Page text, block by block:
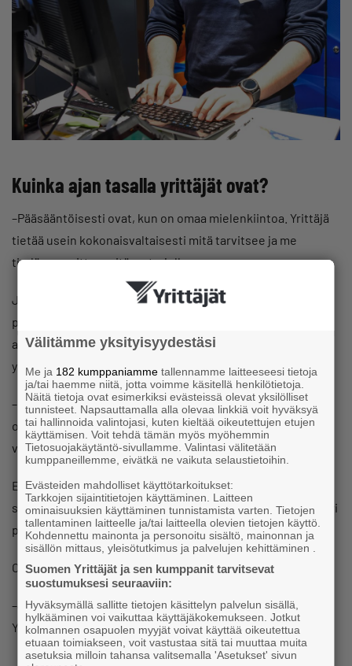
Kuinka ajan tasalla yrittäjät ovat?
–Pääsääntöisesti ovat, kun on omaa mielenkiintoa. Yrittäjä
tietää usein kokonaisvaltaisesti mitä tarvitsee ja me
tiedämme sitten mitä on tarjolla.
Jakosen mukaan yrittäjilläkin alkaa olla älykännykät, kun
palvelut ovat siirtyneet nettiin. Sitä kautta palvellaan omia
asiakkaita ja yhtä lailla täydennetään esimerkiksi omien
yritysten varastoja.
–Pääsääntöisesti meiltä tullaan kysymään laitteita, ei
ohjelmistoja. Puhelimet ja tabletit löytyvät hyllystä. Lisäksi
voidaan tilata tietokoneita ja kaikkea siltä väliltä.
Elisan Prisman myymälä on pieni tila, joten isoja varastoja
siellä ei ole mahdollista säilyttää. Joskus voi siis mennä pari
päivää toimitukseen.
Onko asioita, joita ette ole osannut ratkaista?
–Joskus tulee niitäkin, mutta meillä on hyvät tukilinjat.
Yleensä asiat saadaan ratkaistuksi samalla kertaa.
Välitämme yksityisyydestäsi
Me ja 182 kumppaniamme tallennamme laitteeseesi tietoja
ja/tai haemme niitä, jotta voimme käsitellä henkilötietoja.
Näitä tietoja ovat esimerkiksi evästeissä olevat yksilölliset
tunnisteet. Napsauttamalla alla olevaa linkkiä voit hyväksyä
tai hallinnoida valintojasi, kuten kieltää oikeutettujen etujen
käyttämisen. Voit tehdä tämän myös myöhemmin
Tietosuojakäytäntö-sivullamme. Valintasi välitetään
kumppaneillemme, eivätkä ne vaikuta selaustietoihin.
Evästeiden mahdolliset käyttötarkoitukset:
Tarkkojen sijaintitietojen käyttäminen. Laitteen
ominaisuuksien käyttäminen tunnistamista varten. Tietojen
tallentaminen laitteelle ja/tai laitteella olevien tietojen käyttö.
Kohdennettu mainonta ja personoitu sisältö, mainonnan ja
sisällön mittaus, yleisötutkimus ja palvelujen kehittäminen .
Suomen Yrittäjät ja sen kumppanit tarvitsevat
suostumuksesi seuraaviin:
Hyväksymällä sallitte tietojen käsittelyn palvelun sisällä,
hylkääminen voi vaikuttaa käyttäjäkokemukseen. Jotkut
kolmannen osapuolen myyjät voivat käyttää oikeutettua
etuaan toimiakseen, voit vastustaa sitä tai muuttaa muita
asetuksia milloin tahansa valitsemalla 'Asetukset' sivun